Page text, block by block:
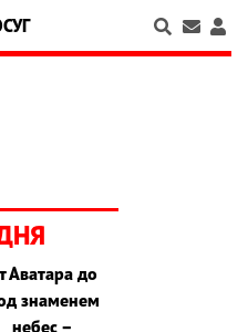
Аватара до
знаменем
небес –